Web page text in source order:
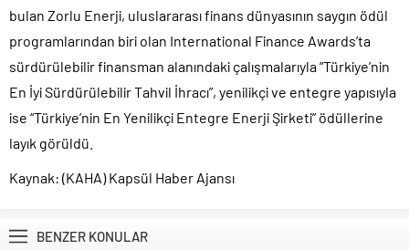
bulan Zorlu Enerji, uluslararası finans dünyasının saygın ödül
programlarından biri olan International Finance Awards’ta
sürdürülebilir finansman alanındaki çalışmalarıyla “Türkiye’nin
En İyi Sürdürülebilir Tahvil İhracı”, yenilikçi ve entegre yapısıyla
ise “Türkiye’nin En Yenilikçi Entegre Enerji Şirketi” ödüllerine
layık görüldü.
Kaynak: (KAHA) Kapsül Haber Ajansı
BENZER KONULAR